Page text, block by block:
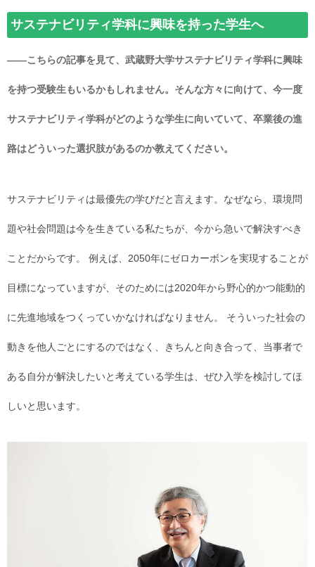
サステナビリティ学科に興味を持った学生へ
――こちらの記事を見て、武蔵野大学サステナビリティ学科に興味
を持つ受験生もいるかもしれません。そんな方々に向けて、今一度
サステナビリティ学科がどのような学生に向いていて、卒業後の進
路はどういった選択肢があるのか教えてください。
サステナビリティは最優先の学びだと言えます。なぜなら、環境問
題や社会問題は今を生きている私たちが、今から急いで解決すべき
ことだからです。 例えば、2050年にゼロカーボンを実現することが
目標になっていますが、そのためには2020年から野心的かつ能動的
に先進地域をつくっていかなければなりません。 そういった社会の
動きを他人ごとにするのではなく、きちんと向き合って、当事者で
ある自分が解決したいと考えている学生は、ぜひ入学を検討してほ
しいと思います。